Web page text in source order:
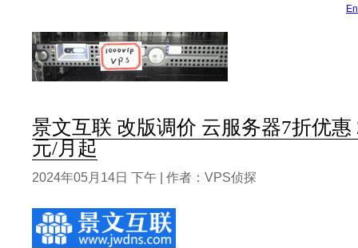
景文互联 改版调价 云服务器7折优惠
元/月起
2024年05月14日 下午 | 作者：VPS侦探